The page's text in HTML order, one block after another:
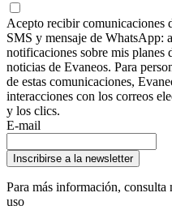
Acepto recibir comunicaciones
SMS y mensaje de WhatsApp:
notificaciones sobre mis planes
noticias de Evaneos. Para
de estas comunicaciones,
interacciones con los correos
y los clics.
E-mail
Inscribirse a la newsletter
Para más información, consulta
uso